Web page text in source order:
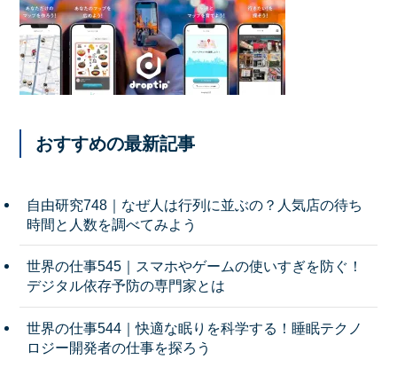
おすすめの最新記事
自由研究748｜なぜ人は行列に並ぶの？人気店の待ち
時間と人数を調べてみよう
世界の仕事545｜スマホやゲームの使いすぎを防ぐ！
デジタル依存予防の専門家とは
世界の仕事544｜快適な眠りを科学する！睡眠テクノ
ロジー開発者の仕事を探ろう